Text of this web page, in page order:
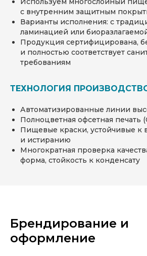
с внутренним защитным
Варианты исполнения: с
ламинацией или
Продукция сертифицирована,
и полностью соответствует
требованиям
ТЕХНОЛОГИЯ
Автоматизированные линии
Полноцветная офсетная печать
Пищевые краски, устойчивые к
и истиранию
Многократная проверка
форма, стойкость к конденсату
Брендирование и
оформление